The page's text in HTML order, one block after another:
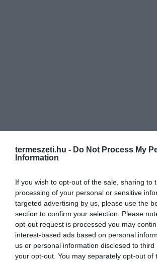
termeszeti.hu - Do Not Process My
Information
If you wish to opt-out of the sale, sharing to
processing of your personal or sensitive
targeted advertising by us, please use the
section to confirm your selection. Please
opt-out request is processed you may
interest-based ads based on personal
us or personal information disclosed to
your opt-out. You may separately opt-out of
ELŐZŐ CIKK
ÁRVÍZ ELLENI VÉDEKEZÉSNÉL
UTÁN A GYÖKERES
KÖVETKEZŐ CIKK